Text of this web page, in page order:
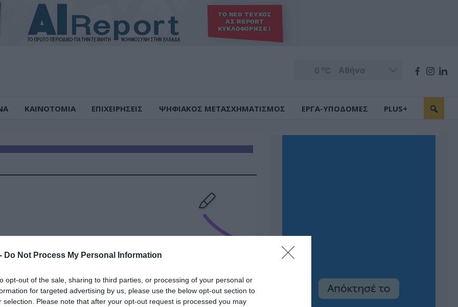
Do Not Process My Personal Information
opt-out of the sale, sharing to third parties, or processing of your personal or
for targeted advertising by us, please use the below opt-out section to
selection. Please note that after your opt-out request is processed you may
0 oC
ΚΑΙΝΟΤΟΜΙΑ ΕΠΙΧΕΙΡΗΣΕΙΣ ΨΗΦΙΑΚΟΣ ΜΕΤΑΣΧΗΜΑΤΙΣΜΟΣ ΕΡΓΑ-ΥΠΟΔΟΜΕΣ PLUS+